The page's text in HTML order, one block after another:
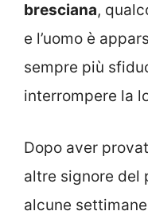
bresciana,
e l’uomo è
sempre più
interrompere la
Dopo aver
altre signore del
alcune